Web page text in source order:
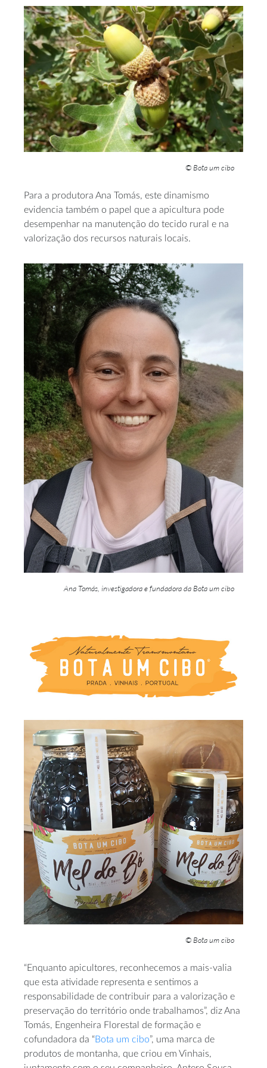
© Bota um cibo
Para a produtora Ana Tomás, este dinamismo
evidencia também o papel que a apicultura pode
desempenhar na manutenção do tecido rural e na
valorização dos recursos naturais locais.
Ana Tomás, investigadora e fundadora da Bota um cibo
© Bota um cibo
“Enquanto apicultores, reconhecemos a mais-valia
que esta atividade representa e sentimos a
responsabilidade de contribuir para a valorização e
preservação do território onde trabalhamos”, diz Ana
Tomás, Engenheira Florestal de formação e
cofundadora da “Bota um cibo”, uma marca de
produtos de montanha, que criou em Vinhais,